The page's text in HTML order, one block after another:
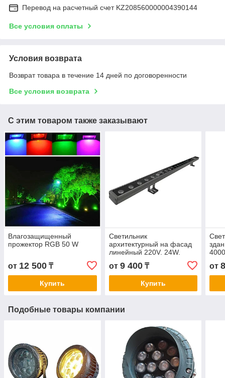
Перевод на расчетный счет KZ208560000004390144
Все условия оплаты
Условия возврата
Возврат товара в течение 14 дней по договоренности
Все условия возврата
С этим товаром также заказывают
Влагозащищенный
прожектор RGB 50 W
от 12 500 ₸
Купить
Светильник
архитектурный на фасад
линейный 220V. 24W.
3000К, 4000К, 6500К
от 9 400₸
Купить
от
Подобные товары компании